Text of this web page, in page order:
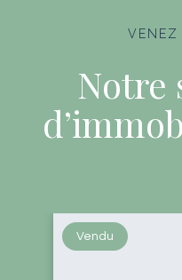
VENEZ
Notre
Vendu